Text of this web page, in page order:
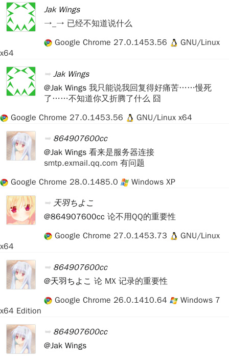
Jak Wings
→_→ 已经不知道说什么
Google Chrome 27.0.1453.56
GNU/Linux
x64
Jak Wings
@Jak Wings 我只能说我回复得好痛苦……慢死
了……不知道你又折腾了什么 囧
Google Chrome 27.0.1453.56
GNU/Linux x64
864907600cc
@Jak Wings 看来是服务器连接
smtp.exmail.qq.com 有问题
Google Chrome 28.0.1485.0
Windows XP
天羽ちよこ
@864907600cc 论不用QQ的重要性
Google Chrome 27.0.1453.73
GNU/Linux
x64
864907600cc
@天羽ちよこ 论 MX 记录的重要性
Google Chrome 26.0.1410.64
Windows 7
x64 Edition
864907600cc
@Jak Wings